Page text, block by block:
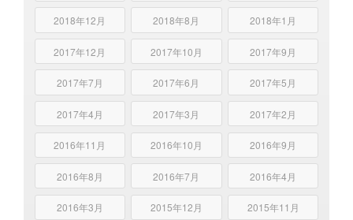
2018年12月 2018年8月 2018年1月
2017年12月 2017年10月 2017年9月
2017年7月 2017年6月 2017年5月
2017年4月 2017年3月 2017年2月
2016年11月 2016年10月 2016年9月
2016年8月 2016年7月 2016年4月
2016年3月 2015年12月 2015年11月